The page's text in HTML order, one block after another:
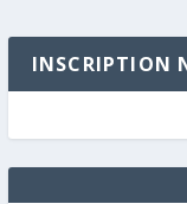
INSCRIPTION